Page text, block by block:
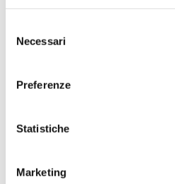
delNecessari
Preferenze
Statistiche
Marketing
Fracassi (Multiply
progettata dentro i